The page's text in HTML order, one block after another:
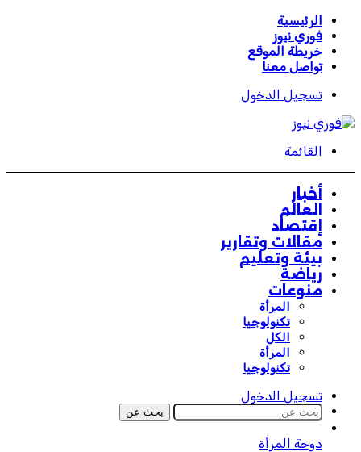
الرئيسية
فوري نيوز
خريطة الموقع
تواصل معنا
تسجيل الدخول
القائمة
أخبار
العالم
إقتصاد
مقالات وتقارير
بيئة وتعليم
رياضة
منوعات
المرأة
تكنولوجيا
الكل
المرأة
تكنولوجيا
تسجيل الدخول
بحث عن
دوحة المرأة